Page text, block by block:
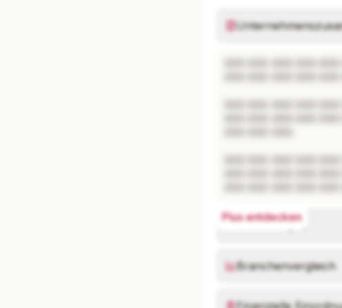
Plus entdecken
Risikoanalyse
Branchenvergleich